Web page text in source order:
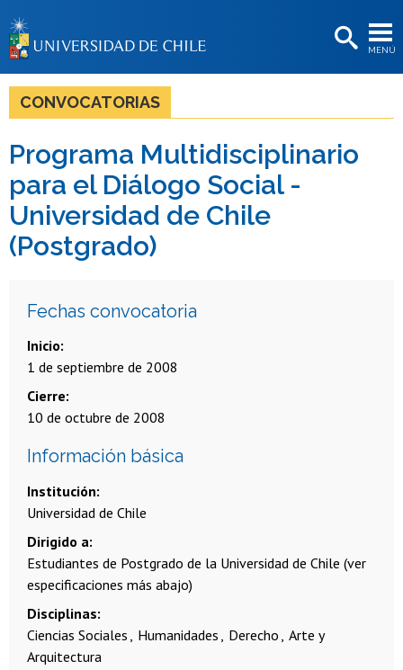
MENÚ
BIBLIOTECAS
LA UNIVERSIDAD
Estudiantes
Académicas/os
Funcionarias/os
CONVOCATORIAS
Programa Multidisciplinario
para el Diálogo Social -
Universidad de Chile
(Postgrado)
Fechas convocatoria
Inicio
1 de septiembre de 2008
Cierre
10 de octubre de 2008
Información básica
Institución
Universidad de Chile
Dirigido a
Estudiantes de Postgrado de la Universidad de Chile (ver
especificaciones más abajo)
Disciplinas
Ciencias Sociales
Humanidades Derecho Arte y
Arquitectura